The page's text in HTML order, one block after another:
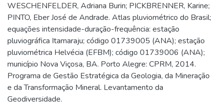
WESCHENFELDER, Adriana Burin; PICKBRENNER, Karine;
PINTO, Eber José de Andrade. Atlas pluviométrico do Brasil;
equações intensidade-duração-frequência: estação
pluviográfica Itamaraju; código 01739005 (ANA); estação
pluviométrica Helvécia (EFBM); código 01739006 (ANA);
município Nova Viçosa, BA. Porto Alegre: CPRM, 2014.
Programa de Gestão Estratégica da Geologia, da Mineração
e da Transformação Mineral. Levantamento da
Geodiversidade.